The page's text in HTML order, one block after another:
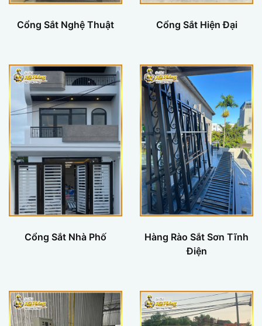
Cổng Sắt Nghệ Thuật Cổng Sắt Hiện Đại
Cổng Sắt Nhà Phố
Hàng Rào Sắt Sơn Tĩnh
Điện